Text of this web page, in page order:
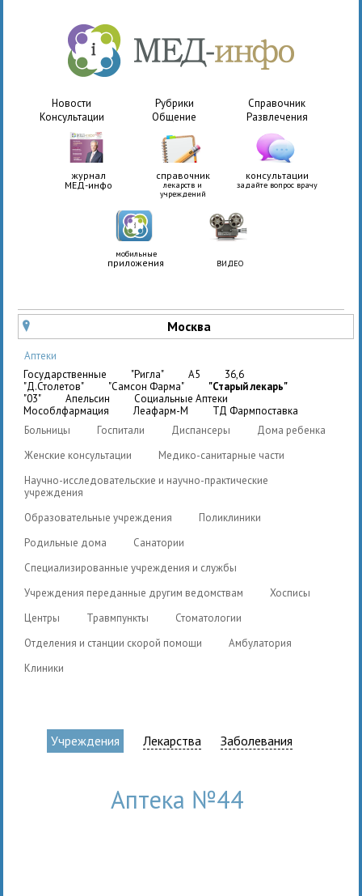
Новости Рубрики
Справочник
Консультации
Общение Развлечения
журнал
МЕД-инфо
справочник
лекарств и
учреждений
консультации
задайте вопрос врачу
мобильные
приложения ВИДЕО
u Москва
Аптеки
государственные
"Ригла" A5
36,6
"Д.Столетов"
"Самсон Фарма"
"Старый лекарь"
"03"
Апельсин
Социальные Аптеки
Мособлфармация
Леафарм-М
ТД Фармпоставка
Больницы
Госпитали Диспансеры
Дома ребенка
Женские консультации
Медико-санитарные части
Научно-исследовательские и научно-практические
учреждения
Образовательные учреждения
Поликлиники
Родильные дома
Санатории
Специализированные учреждения и службы
Учреждения переданные другим ведомствам
Хосписы
Центры
Травмпункты
Стоматологии
Отделения и станции скорой помощи
Амбулатория
Клиники
Учреждения Лекарства Заболевания
Аптека №44